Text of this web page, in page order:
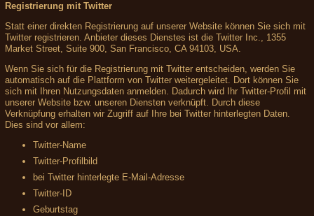
Registrierung mit Twitter
Statt einer direkten Registrierung auf unserer Website können Sie sich mit
Twitter registrieren. Anbieter dieses Dienstes ist die Twitter Inc., 1355
Market Street, Suite 900, San Francisco, CA 94103, USA.
Wenn Sie sich für die Registrierung mit Twitter entscheiden, werden Sie
automatisch auf die Plattform von Twitter weitergeleitet. Dort können Sie
sich mit Ihren Nutzungsdaten anmelden. Dadurch wird Ihr Twitter-Profil mit
unserer Website bzw. unseren Diensten verknüpft. Durch diese
Verknüpfung erhalten wir Zugriff auf Ihre bei Twitter hinterlegten Daten.
Dies sind vor allem:
Twitter-Name
Twitter-Profilbild
bei Twitter hinterlegte E-Mail-Adresse
Twitter-ID
Geburtstag